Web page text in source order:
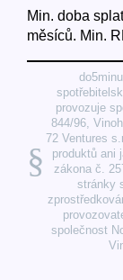
Min. doba
měsíců. Min.
§
provozuje
844/96,
72 Ventures
produktů ani
zákona č.
stránky
společnost